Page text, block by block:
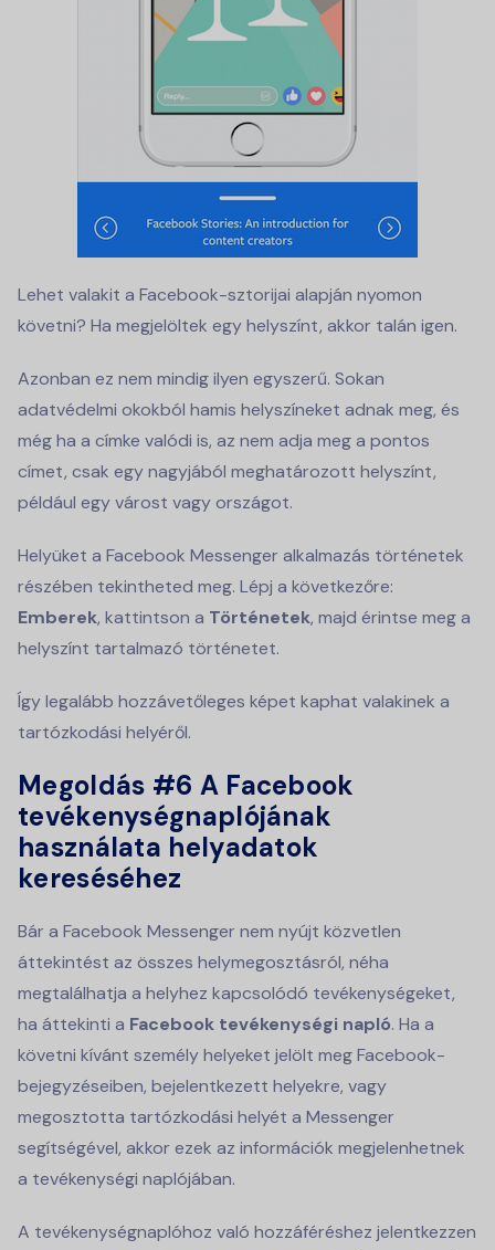
Lehet valakit a Facebook-sztorijai alapján nyomon
követni? Ha megjelöltek egy helyszínt, akkor talán igen.
Azonban ez nem mindig ilyen egyszerű. Sokan
adatvédelmi okokból hamis helyszíneket adnak meg, és
még ha a címke valódi is, az nem adja meg a pontos
címet, csak egy nagyjából meghatározott helyszínt,
például egy várost vagy országot.
Helyüket a Facebook Messenger alkalmazás történetek
részében tekintheted meg. Lépj a következőre:
Emberek, kattintson a Történetek, majd érintse meg a
helyszínt tartalmazó történetet.
Így legalább hozzávetőleges képet kaphat valakinek a
tartózkodási helyéről.
Megoldás #6 A Facebook
tevékenységnaplójának
használata helyadatok
kereséséhez
Bár a Facebook Messenger nem nyújt közvetlen
áttekintést az összes helymegosztásról, néha
megtalálhatja a helyhez kapcsolódó tevékenységeket,
ha áttekinti a Facebook tevékenységi napló. Ha a
követni kívánt személy helyeket jelölt meg Facebook-
bejegyzéseiben, bejelentkezett helyekre, vagy
megosztotta tartózkodási helyét a Messenger
segítségével, akkor ezek az információk megjelenhetnek
a tevékenységi naplójában.
A tevékenységnaplóhoz való hozzáféréshez jelentkezzen